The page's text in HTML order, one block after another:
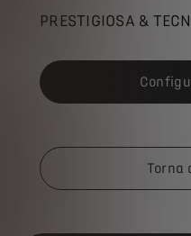
PRESTIGIOSA &
Torna